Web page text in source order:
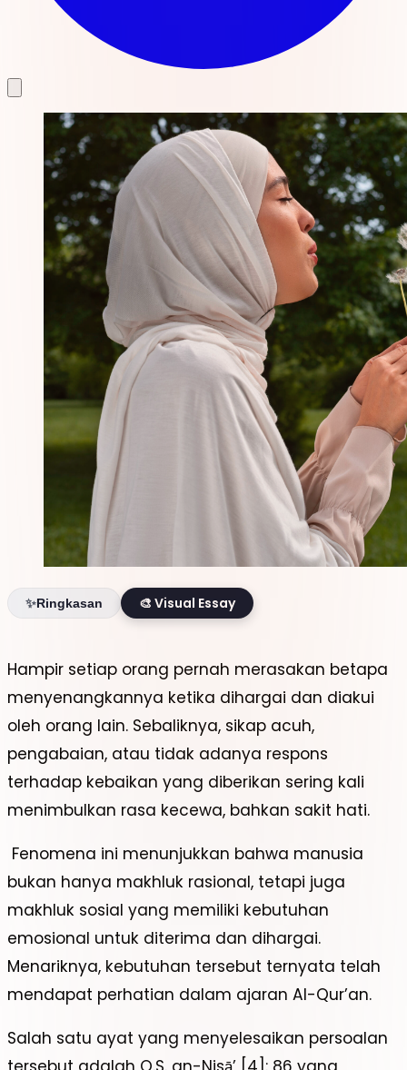
✨Ringkasan 🎨 Visual Essay
KENAPA KITA SUKA
DIHARGAI? PELAJARAN PSIKOLOGI DARI
Q.S. AN-NISĀ’ [4]: 86
Hampir setiap orang pernah merasakan betapa
menyenangkannya ketika dihargai dan diakui
oleh orang lain. Sebaliknya, sikap acuh,
pengabaian, atau tidak adanya respons
terhadap kebaikan yang diberikan sering kali
menimbulkan rasa kecewa, bahkan sakit hati.
Fenomena ini menunjukkan bahwa manusia
bukan hanya makhluk rasional, tetapi juga
makhluk sosial yang memiliki kebutuhan
emosional untuk diterima dan dihargai.
Menariknya, kebutuhan tersebut ternyata telah
mendapat perhatian dalam ajaran Al-Qur’an.
Salah satu ayat yang menyelesaikan persoalan